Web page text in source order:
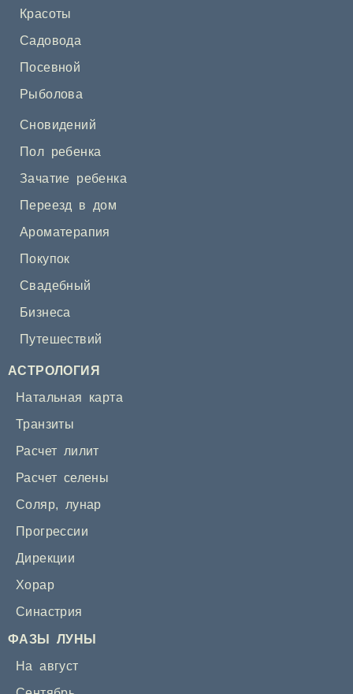
Красоты
Садовода
Посевной
Рыболова
Сновидений
Пол ребенка
Зачатие ребенка
Переезд в дом
Ароматерапия
Покупок
Свадебный
Бизнеса
Путешествий
АСТРОЛОГИЯ
Натальная карта
Транзиты
Расчет лилит
Расчет селены
Соляр, лунар
Прогрессии
Дирекции
Хорар
Синастрия
ФАЗЫ ЛУНЫ
На август